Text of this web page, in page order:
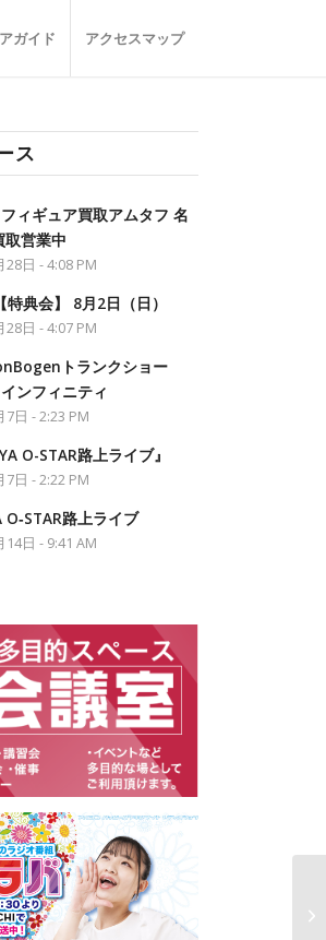
ガイド アクセスマップ
ス
フィギュア買取アムタフ 名
取営業中
28日 - 4:08 PM
特典会】 8月2日（日）
28日 - 4:07 PM
トランクショー
ンフィニティ
7日 - 2:23 PM
O-STAR路上ライブ』
7日 - 2:22 PM
O‐STAR路上ライブ
14日 - 9:41 AM